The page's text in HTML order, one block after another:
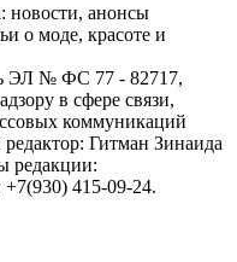
новости, анонсы
о моде, красоте и
ЭЛ № ФС 77 - 82717,
в сфере связи,
коммуникаций
Гитман Зинаида
редакции:
415-09-24.